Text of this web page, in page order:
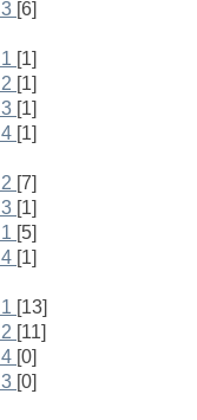
[6]
[1]
[1]
[1]
[1]
[7]
[1]
[5]
[1]
[13]
[11]
[0]
[0]